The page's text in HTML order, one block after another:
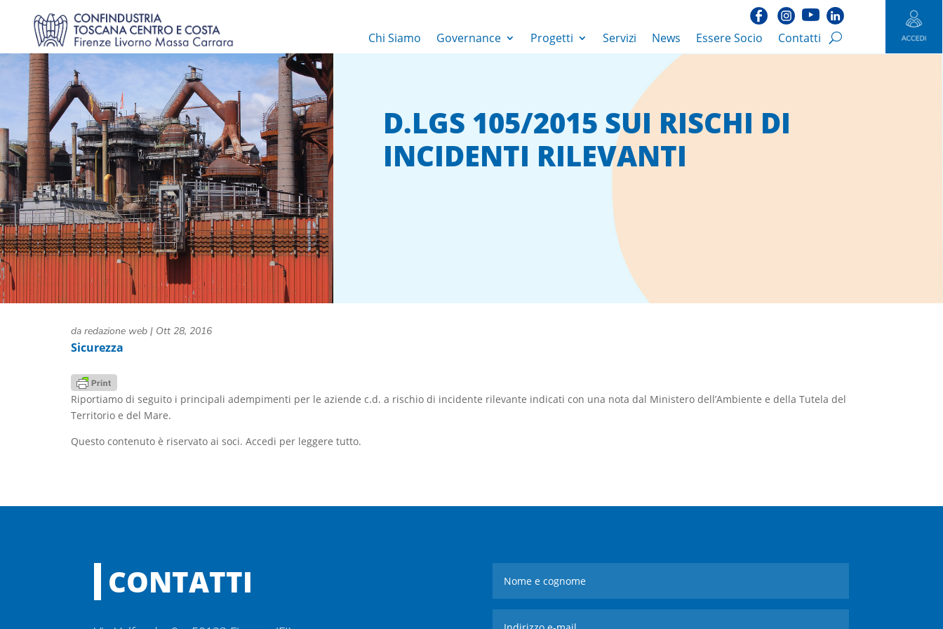
Chi Siamo Governance Progetti Servizi News Essere Socio Contatti
D.LGS 105/2015 SUI RISCHI DI
INCIDENTI RILEVANTI
da redazione web| Ott 28, 2016
Sicurezza
Riportiamo di seguito i principali adempimenti per le aziende c.d. a rischio di incidente rilevante indicati con una nota dal Ministero dell’Ambiente e della Tutela del
Territorio e del Mare.
Questo contenuto è riservato ai soci. Accedi per leggere tutto.
CONTATTI